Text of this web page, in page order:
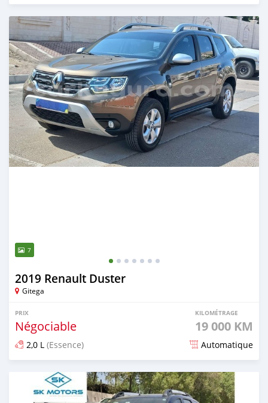
Publié il y a plus d'un an
7
2019 Renault Duster
Gitega
PRIX
Négociable
KILOMÉTRAGE
19 000 KM
2,0 L (Essence) Automatique
Publié il y a plus d'un an